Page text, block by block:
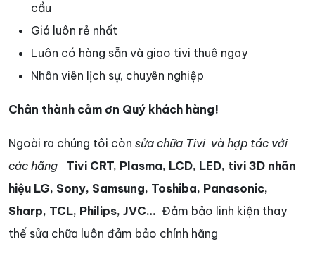
cầu
Giá luôn rẻ nhất
Luôn có hàng sẵn và giao tivi thuê ngay
Nhân viên lịch sự, chuyên nghiệp
Chân thành cảm ơn Quý khách hàng!
Ngoài ra chúng tôi còn sửa chữa Tivi và hợp tác với
các hãng
Tivi CRT, Plasma, LCD, LED, tivi 3D nhãn
hiệu LG, Sony, Samsung, Toshiba, Panasonic,
Sharp, TCL, Philips, JVC… Đảm bảo linh kiện thay
thế sửa chữa luôn đảm bảo chính hãng